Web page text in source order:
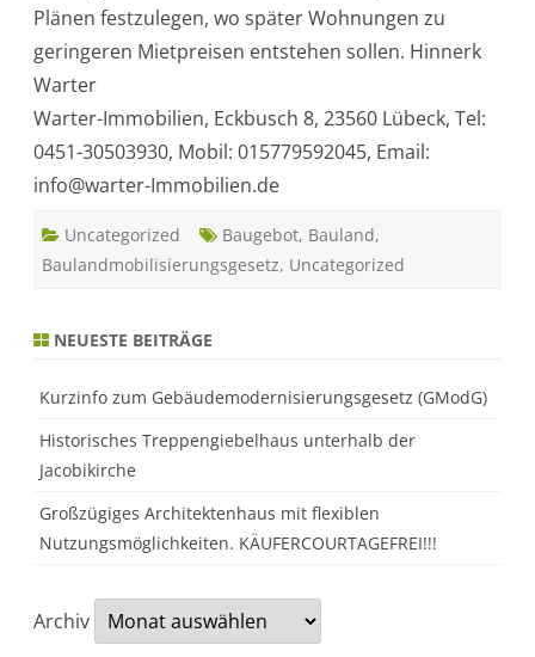
Plänen festzulegen, wo später Wohnungen zu
geringeren Mietpreisen entstehen sollen. Hinnerk
Warter
Warter-Immobilien, Eckbusch 8, 23560 Lübeck, Tel:
0451-30503930, Mobil: 015779592045, Email:
info@warter-Immobilien.de
Uncategorized Baugebot, Bauland,
Baulandmobilisierungsgesetz, Uncategorized
NEUESTE BEITRÄGE
Kurzinfo zum Gebäudemodernisierungsgesetz (GModG)
Historisches Treppengiebelhaus unterhalb der
Jacobikirche
Großzügiges Architektenhaus mit flexiblen
Nutzungsmöglichkeiten. KÄUFERCOURTAGEFREI!!!
Archiv